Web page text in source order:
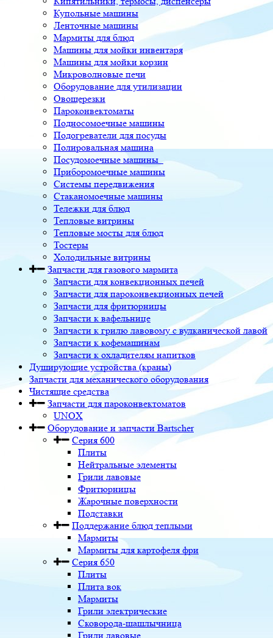
Купольные машины
Ленточные машины
Мармиты для блюд
Машины для мойки инвентаря
Машины для мойки корзин
Микроволновые печи
Оборудование для утилизации
Овощерезки
Пароконвектоматы
Подносомоечные машины
Подогреватели для посуды
Полировальная машина
Посудомоечные машины
Приборомоечные машины
Системы передвижения
Стаканомоечные машины
Тележки для блюд
Тепловые витрины
Тепловые мосты для блюд
Тостеры
Холодильные витрины
Запчасти для газового мармита
Запчасти для конвекционных печей
Запчасти для пароконвекционных печей
Запчасти для фритюрницы
Запчасти к вафельнице
Запчасти к грилю лавовому с вулканической лавой
Запчасти к кофемашинам
Запчасти к охладителям напитков
Душирующие устройства (краны)
Запчасти для механического оборудования
Чистящие средства
Запчасти для пароконвектоматов
UNOX
Оборудование и запчасти Bartscher
Серия 600
Плиты
Нейтральные элементы
Грили лавовые
Фритюрницы
Жарочные поверхности
Подставки
Поддержание блюд теплыми
Мармиты
Мармиты для картофеля фри
Серия 650
Плиты
Плита вок
Мармиты
Грили электрические
Сковорода-шашлычница
Грили лавовые